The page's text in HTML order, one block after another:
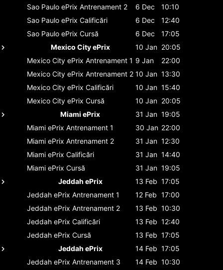
Sao Paulo ePrix Antrenament 2 6 Dec
10:10
Sao Paulo ePrix Calificări 6 Dec
12:40
Sao Paulo ePrix Cursă 6 Dec
17:05
Mexico City ePrix
10 Jan 20:05
Mexico City ePrix Antrenament 1 9 Jan
22:00
Mexico City ePrix Antrenament 2 10 Jan 13:30
Mexico City ePrix Calificări 10 Jan 15:40
Mexico City ePrix Cursă 10 Jan 20:05
Miami ePrix
31 Jan 19:05
Miami ePrix Antrenament 1 30 Jan 22:00
Miami ePrix Antrenament 2 31 Jan 12:30
Miami ePrix Calificări 31 Jan 14:40
Miami ePrix Cursă 31 Jan 19:05
Jeddah ePrix
13 Feb 17:05
Jeddah ePrix Antrenament 1 12 Feb 17:00
Jeddah ePrix Antrenament 2 13 Feb 10:30
Jeddah ePrix Calificări 13 Feb 12:40
Jeddah ePrix Cursă 13 Feb 17:05
Jeddah ePrix
14 Feb 17:05
Jeddah ePrix Antrenament 3 14 Feb 10:30